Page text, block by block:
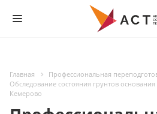
Главная Профессиональная
Обследование состояния грунтов
Кемерово